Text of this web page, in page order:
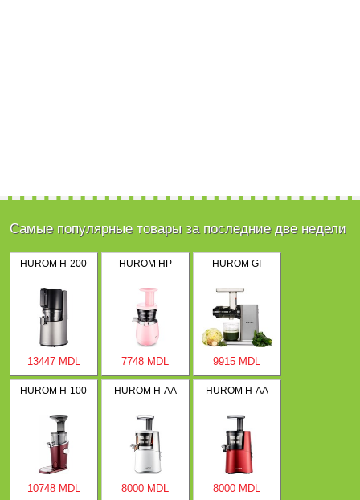
Самые популярные товары за последние две недели
HUROM H-200
13447 MDL
HUROM HP
7748 MDL
HUROM GI
9915 MDL
HUROM H-100
10748 MDL
HUROM H-AA
8000 MDL
HUROM H-AA
8000 MDL